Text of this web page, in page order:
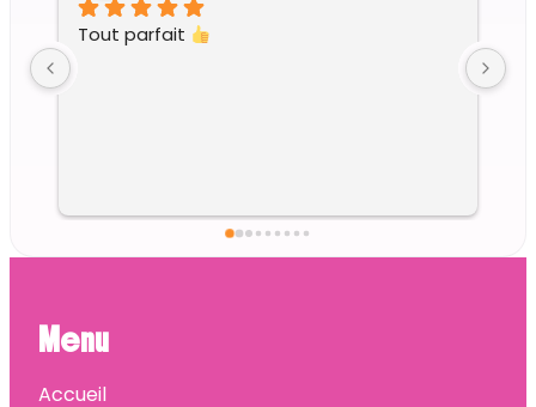
Menu
Accueil